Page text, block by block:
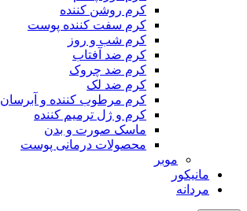
کرم روشن کننده
کرم سفت کننده پوست
کرم شب و روز
کرم ضد آفتاب
کرم ضد چروک
کرم ضد لک
کرم مرطوب کننده و آبرسان
کرم و ژل ترمیم کننده
ماسک صورت و بدن
محصولات درمانی پوست
موبر
مانیکور
مردانه